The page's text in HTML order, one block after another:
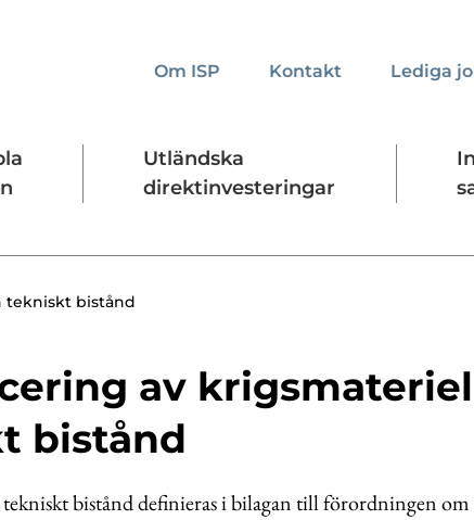
oss Presskontakt Forskningssäkerhet
Om ISP Kontakt Lediga
Utländska
direktinvesteringar
tekniskt bistånd
av
bistånd
bistånd definieras i bilagan till förordningen